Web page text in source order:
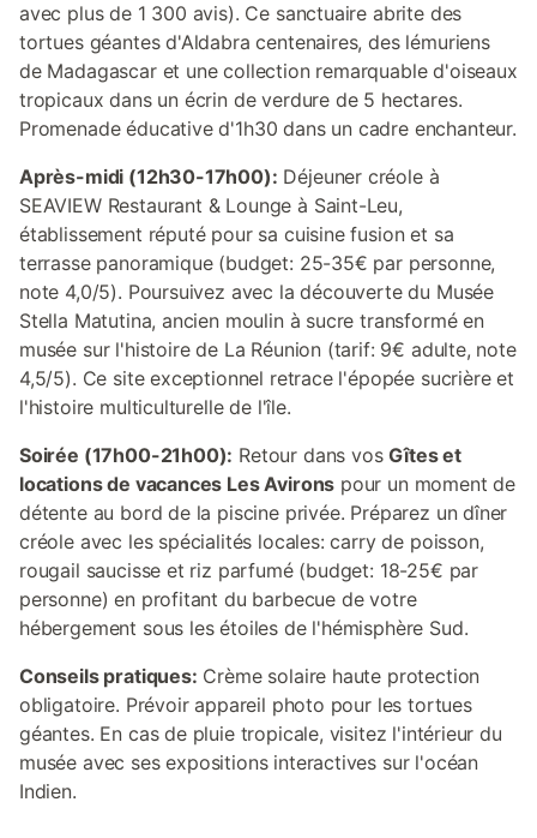
avec plus de 1 300 avis). Ce sanctuaire abrite des
tortues géantes d'Aldabra centenaires, des lémuriens
de Madagascar et une collection remarquable d'oiseaux
tropicaux dans un écrin de verdure de 5 hectares.
Promenade éducative d'1h30 dans un cadre enchanteur.
Après-midi (12h30-17h00): Déjeuner créole à
SEAVIEW Restaurant & Lounge à Saint-Leu,
établissement réputé pour sa cuisine fusion et sa
terrasse panoramique (budget: 25-35€ par personne,
note 4,0/5). Poursuivez avec la découverte du Musée
Stella Matutina, ancien moulin à sucre transformé en
musée sur l'histoire de La Réunion (tarif: 9€ adulte, note
4,5/5). Ce site exceptionnel retrace l'épopée sucrière et
l'histoire multiculturelle de l'île.
Soirée (17h00-21h00): Retour dans vosGîtes et
locations de vacances Les Avirons pour un moment de
détente au bord de la piscine privée. Préparez un dîner
créole avec les spécialités locales: carry de poisson,
rougail saucisse et riz parfumé (budget: 18-25€ par
personne) en profitant du barbecue de votre
hébergement sous les étoiles de l'hémisphère Sud.
Conseils pratiques: Crème solaire haute protection
obligatoire. Prévoir appareil photo pour les tortues
géantes. En cas de pluie tropicale, visitez l'intérieur du
musée avec ses expositions interactives sur l'océan
Indien.